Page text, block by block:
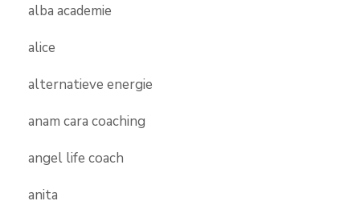
alba academie
alice
alternatieve energie
anam cara coaching
angel life coach
anita